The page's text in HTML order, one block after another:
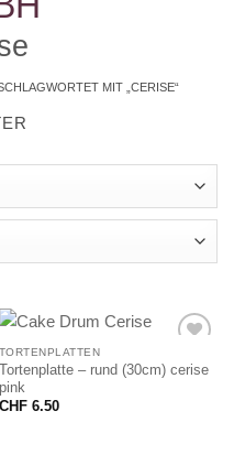
MIT „CERISE“
TORTENPLATTEN
Tortenplatte – rund (30cm) cerise
pink
CHF6.50